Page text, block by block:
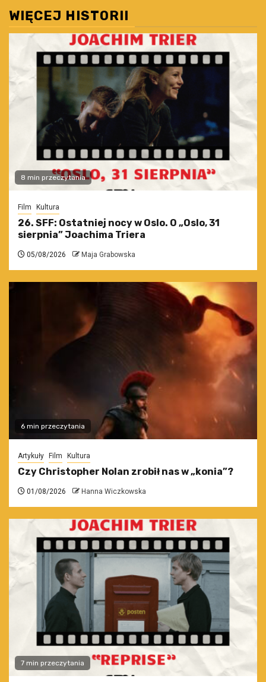
WIĘCEJ HISTORII
8 min przeczytania
Film Kultura
26. SFF: Ostatniej nocy w Oslo. O „Oslo, 31
sierpnia” Joachima Triera
05/08/2026 Maja Grabowska
6 min przeczytania
Artykuły Film Kultura
Czy Christopher Nolan zrobił nas w „konia”?
01/08/2026 Hanna Wiczkowska
7 min przeczytania